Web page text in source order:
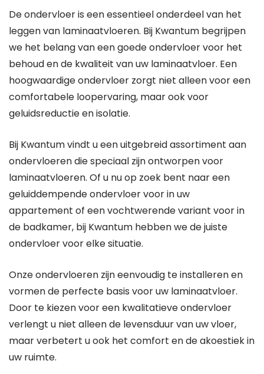
De ondervloer is een essentieel onderdeel van het
leggen van laminaatvloeren. Bij Kwantum begrijpen
we het belang van een goede ondervloer voor het
behoud en de kwaliteit van uw laminaatvloer. Een
hoogwaardige ondervloer zorgt niet alleen voor een
comfortabele loopervaring, maar ook voor
geluidsreductie en isolatie.
Bij Kwantum vindt u een uitgebreid assortiment aan
ondervloeren die speciaal zijn ontworpen voor
laminaatvloeren. Of u nu op zoek bent naar een
geluiddempende ondervloer voor in uw
appartement of een vochtwerende variant voor in
de badkamer, bij Kwantum hebben we de juiste
ondervloer voor elke situatie.
Onze ondervloeren zijn eenvoudig te installeren en
vormen de perfecte basis voor uw laminaatvloer.
Door te kiezen voor een kwalitatieve ondervloer
verlengt u niet alleen de levensduur van uw vloer,
maar verbetert u ook het comfort en de akoestiek in
uw ruimte.